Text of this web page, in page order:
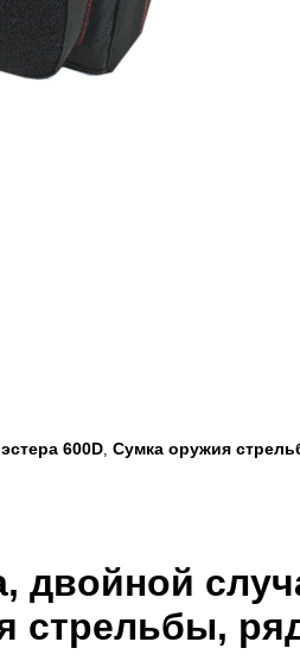
600D, Сумка оружия
двойной
стрельбы,